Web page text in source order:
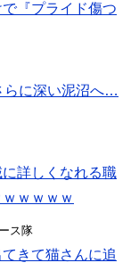
『プライド傷つ
らに深い泥沼へ…
に詳しくなれる職
ｗｗｗｗ
ス隊
きて猫さんに追